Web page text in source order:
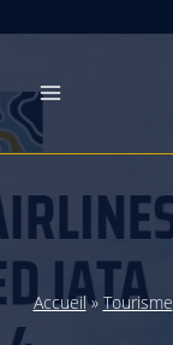
content
Accueil» Tourisme